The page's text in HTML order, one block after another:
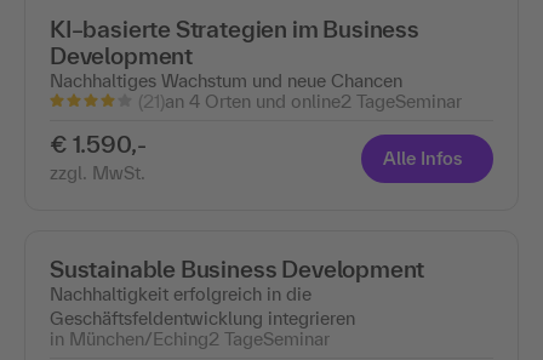
KI–basierte Strategien im Business
Development
Nachhaltiges Wachstum und neue Chancen
(21)an 4 Orten und online2 TageSeminar
€ 1.590,-
zzgl. MwSt.
Alle Infos
Sustainable Business Development
Nachhaltigkeit erfolgreich in die
Geschäftsfeldentwicklung integrieren
in München/Eching2 TageSeminar